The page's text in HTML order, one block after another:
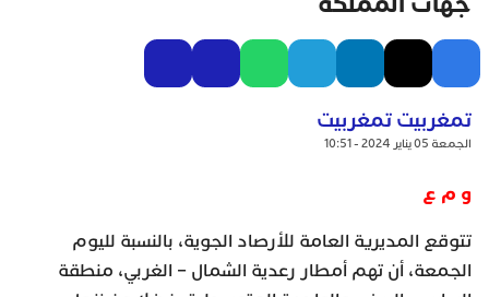
تمغربيت تمغربيت
الجمعة 05 يناير 2024 - 10:51
و م ع
تتوقع المديرية العامة للأرصاد الجوية، بالنسبة لليوم
الجمعة، أن تهم أمطار رعدية الشمال – الغربي، منطقة